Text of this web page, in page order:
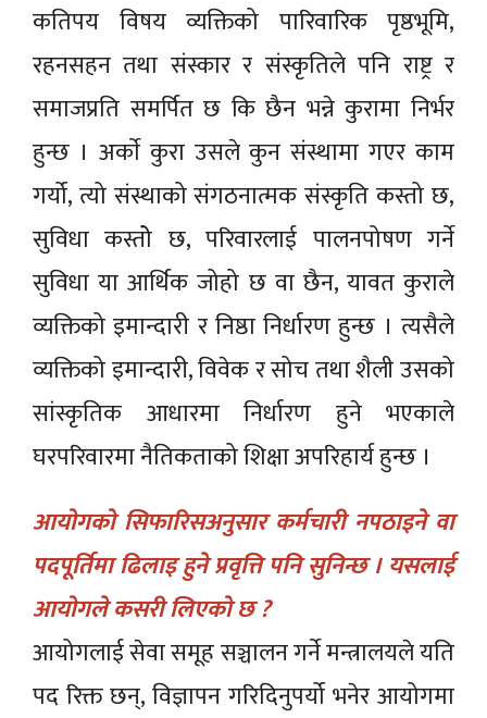
कतिपय विषय व्यक्तिको पारिवारिक पृष्ठभूमि,
रहनसहन तथा संस्कार र संस्कृतिले पनि राष्ट्र र
समाजप्रति समर्पित छ कि छैन भन्ने कुरामा निर्भर
हुन्छ । अर्काे कुरा उसले कुन संस्थामा गएर काम
गर्यो, त्यो संस्थाको संगठनात्मक संस्कृति कस्तो छ,
सुविधा कस्तोे छ, परिवारलाई पालनपोषण गर्ने
सुविधा या आर्थिक जोहो छ वा छैन, यावत कुराले
व्यक्तिको इमान्दारी र निष्ठा निर्धारण हुन्छ । त्यसैले
व्यक्तिको इमान्दारी, विवेक र सोच तथा शैली उसको
सांस्कृतिक आधारमा निर्धारण हुने भएकाले
घरपरिवारमा नैतिकताको शिक्षा अपरिहार्य हुन्छ ।
आयोगको सिफारिसअनुसार कर्मचारी नपठाइने वा
पदपूर्तिमा ढिलाइ हुने प्रवृत्ति पनि सुनिन्छ । यसलाई
आयोगले कसरी लिएको छ ?
आयोगलाई सेवा समूह सञ्चालन गर्ने मन्त्रालयले यति
पद रिक्त छन्, विज्ञापन गरिदिनुपर्यो भनेर आयोगमा